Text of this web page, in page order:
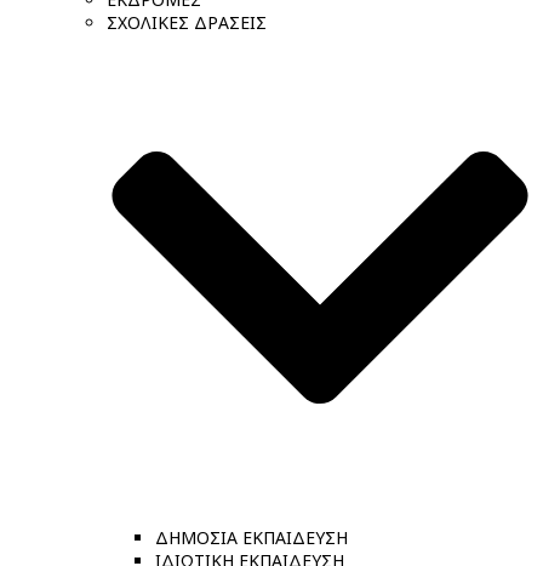
ΣΧΟΛΙΚΕΣ ΔΡΑΣΕΙΣ
ΔΗΜΟΣΙΑ ΕΚΠΑΙΔΕΥΣΗ
ΙΔΙΩΤΙΚΗ ΕΚΠΑΙΔΕΥΣΗ